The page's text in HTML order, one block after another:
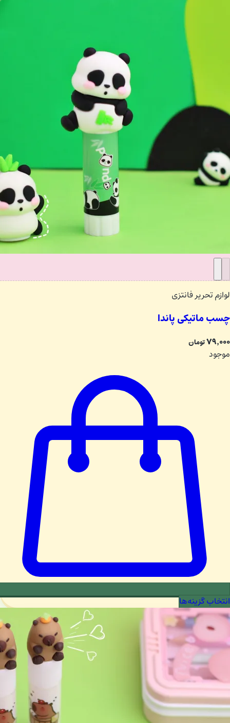
لوازم تحریر فانتزی
چسب ماتیکی پاندا
۷۹٬۰۰۰تومان
موجود
انتخاب گزینه‌ها